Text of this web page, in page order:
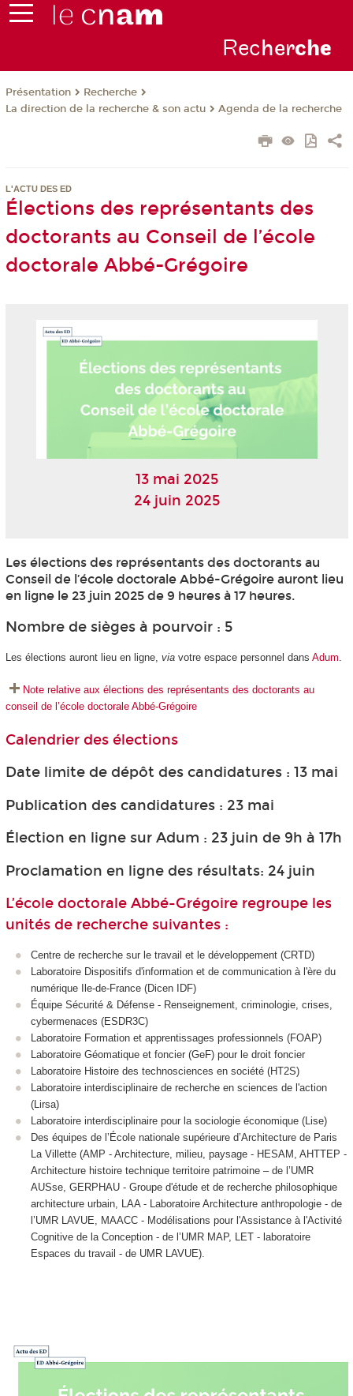
Recherche
Présentation
Recherche
La direction de la recherche & son actu
Agenda de la recherche
L'ACTU DES ED
Élections des représentants des
doctorants au Conseil de l’école
doctorale Abbé-Grégoire
13 mai 2025
24 juin 2025
Les élections des représentants des doctorants au
Conseil de l’école doctorale Abbé-Grégoire auront lieu
en ligne le 23 juin 2025 de 9 heures à 17 heures.
Nombre de sièges à pourvoir : 5
Les élections auront lieu en ligne, viavotre espace personnel dans Adum.
Note relative aux élections des représentants des doctorants au
conseil de l’école doctorale Abbé-Grégoire
Calendrier des élections
Date limite de dépôt des candidatures : 13 mai
Publication des candidatures : 23 mai
Élection en ligne sur Adum : 23 juin de 9h à 17h
Proclamation en ligne des résultats: 24 juin
L’école doctorale Abbé-Grégoire regroupe les
unités de recherche suivantes :
Centre de recherche sur le travail et le développement (CRTD)
Laboratoire Dispositifs d'information et de communication à l'ère du
numérique Ile-de-France (Dicen IDF)
Équipe Sécurité & Défense - Renseignement, criminologie, crises,
cybermenaces (ESDR3C)
Laboratoire Formation et apprentissages professionnels (FOAP)
Laboratoire Géomatique et foncier (GeF) pour le droit foncier
Laboratoire Histoire des technosciences en société (HT2S)
Laboratoire interdisciplinaire de recherche en sciences de l'action
(Lirsa)
Laboratoire interdisciplinaire pour la sociologie économique (Lise)
Des équipes de l’École nationale supérieure d’Architecture de Paris
La Villette (AMP - Architecture, milieu, paysage - HESAM, AHTTEP -
Architecture histoire technique territoire patrimoine – de l’UMR
AUSse, GERPHAU - Groupe d'étude et de recherche philosophique
architecture urbain, LAA - Laboratoire Architecture anthropologie - de
l’UMR LAVUE, MAACC - Modélisations pour l'Assistance à l'Activité
Cognitive de la Conception - de l’UMR MAP, LET - laboratoire
Espaces du travail - de UMR LAVUE).